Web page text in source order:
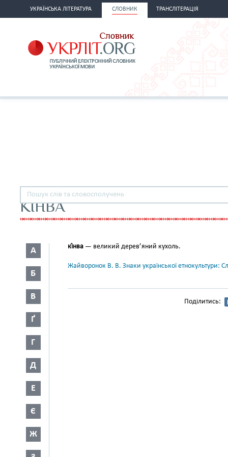
УКРАЇНСЬКА ЛІТЕРАТУРА СЛОВНИК ТРАНСЛІТЕРАЦІЯ
КІНВА
А
Б
В
Ґ
Г
Д
Е
Є
Ж
кі́нва — великий дерев’яний ку­холь.
Жайворонок В. В. Знаки української етнокультури:
Поділитись: